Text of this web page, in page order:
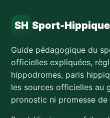
SH Sport-
Guide pédagogique du
officielles expliquées,
hippodromes, paris
les sources officielles au
pronostic ni promesse de